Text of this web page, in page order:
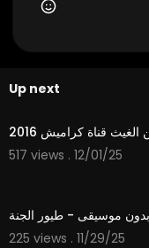
Up next
الغيث قناة كراميش 2016
517 views . 12/01/25
موسيقى - طيور الجنة
225 views . 11/29/25